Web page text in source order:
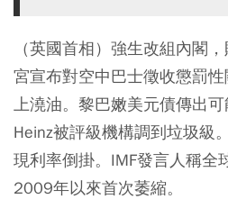
（英國首相）強生改組內閣
宮宣布對空中巴士徵收懲罰
上澆油。黎巴嫩美元債傳出
Heinz被評級機構調到垃圾級
現利率倒掛。IMF發言人稱全
2009年以來首次萎縮。